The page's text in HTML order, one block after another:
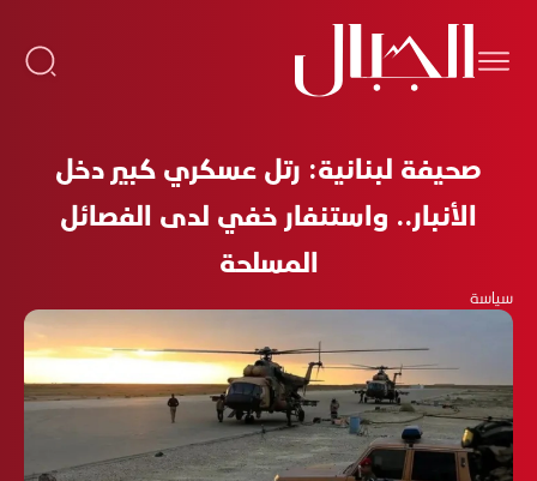
صحيفة لبنانية: رتل عسكري كبير دخل
الأنبار.. واستنفار خفي لدى الفصائل
المسلحة
سياسة